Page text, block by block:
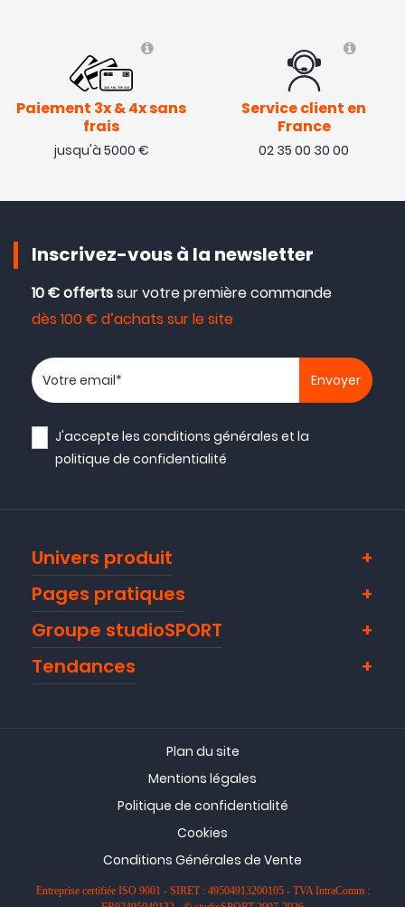
Paiement 3x & 4x sans
frais
jusqu'à 5000 €
Service client en
France
02 35 00 30 00
Inscrivez-vous à la newsletter
10 € offertssur votre première commande
dès 100 € d’achats sur le site
Votre adresse email
J'accepte lesconditions générales et la
politique de confidentialité
Univers produit
Pages pratiques
Groupe studioSPORT
Tendances
Plan du site
Mentions légales
Politique de confidentialité
Cookies
Conditions Générales de Vente
Entreprise certifiée ISO 9001 - SIRET : 49504913200105 - TVA IntraComm :